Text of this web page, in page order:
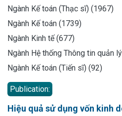
Ngành Kế toán (Thạc sĩ) (1967)
Ngành Kế toán (1739)
Ngành Kinh tế (677)
Ngành Hệ thống Thông tin quản
Ngành Kế toán (Tiến sĩ) (92)
Publication:
Hiệu quả sử dụng vốn kinh